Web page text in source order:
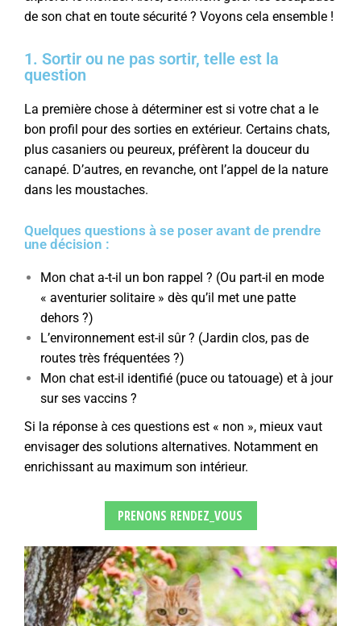
de son chat en toute sécurité ? Voyons cela ensemble !
1. Sortir ou ne pas sortir, telle est la
question
La première chose à déterminer est si votre chat a le
bon profil pour des sorties en extérieur. Certains chats,
plus casaniers ou peureux, préfèrent la douceur du
canapé. D’autres, en revanche, ont l’appel de la nature
dans les moustaches.
Quelques questions à se poser avant de prendre
une décision :
Mon chat a-t-il un bon rappel ? (Ou part-il en mode
« aventurier solitaire » dès qu’il met une patte
dehors ?)
L’environnement est-il sûr ? (Jardin clos, pas de
routes très fréquentées ?)
Mon chat est-il identifié (puce ou tatouage) et à jour
sur ses vaccins ?
Si la réponse à ces questions est « non », mieux vaut
envisager des solutions alternatives. Notamment en
enrichissant au maximum son intérieur.
PRENONS RENDEZ_VOUS